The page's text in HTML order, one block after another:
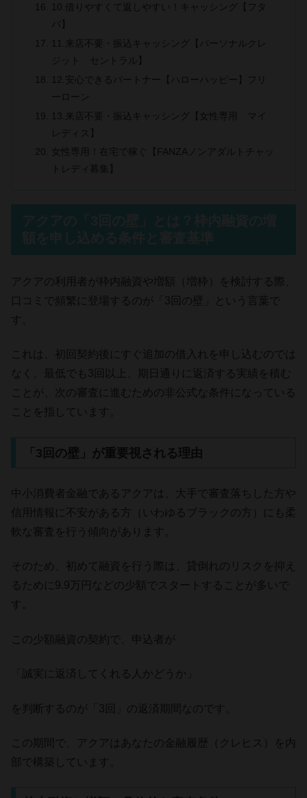
10.借りやすくて返しやすい！キャッシング【フタ
バ】
11.来店不要・振込キャッシング【パーソナルクレ
ジット セントラル】
12.安心できるパートナー【ハローハッピー】フリ
ーローン
13.来店不要・振込キャッシング【女性専用 マイ
レディス】
女性専用！在宅で稼ぐ【FANZAノンアダルトチャッ
トレディ募集】
アクアの利用者が枠内融資や増額（増枠）を検討する際、
口コミで頻繁に登場するのが「3回の壁」という言葉で
す。
これは、初回契約後にすぐ追加の借入れを申し込むのでは
なく、最低でも3回以上、期日通りに返済する実績を積む
ことが、次の審査に進むための非公式な条件になっている
ことを指しています。
「3回の壁」が重要視される理由
中小消費者金融であるアクアは、大手で審査落ちした方や
信用情報に不安がある方（いわゆるブラックの方）にも柔
軟な審査を行う傾向があります。
そのため、初めて融資を行う際は、貸倒れのリスクを抑え
るために9.9万円などの少額でスタートすることが多いで
す。
この少額融資の契約で、申込者が
「誠実に返済してくれる人かどうか」
を判断するのが「3回」の返済期間なのです。
この期間で、アクアはあなたの金融履歴（クレヒス）を内
部で構築しています。